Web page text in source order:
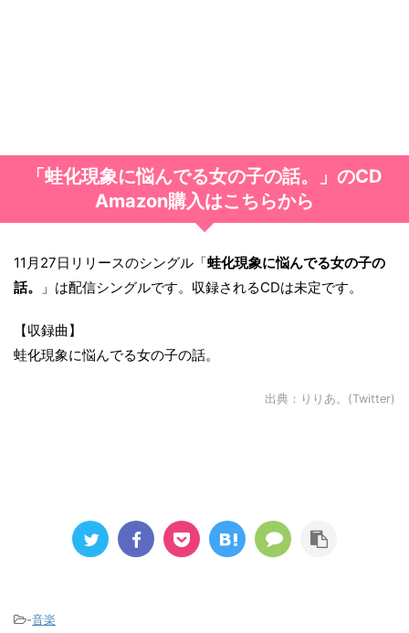
「蛙化現象に悩んでる女の子の話。」のCD
Amazon購入はこちらから
11月27日リリースのシングル「蛙化現象に悩んでる女の子の
話。
」は配信シングルです。収録されるCDは未定です。
【収録曲】
蛙化現象に悩んでる女の子の話。
出典： りりあ。(Twitter)
-音楽